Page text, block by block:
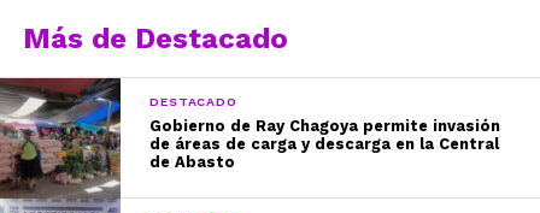
Más de Destacado
DESTACADO
Gobierno de Ray Chagoya permite invasión
de áreas de carga y descarga en la Central
de Abasto